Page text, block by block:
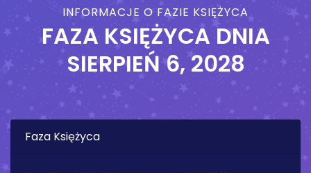
INFORMACJE O FAZIE KSIĘŻYCA
FAZA KSIĘŻYCA DNIA
SIERPIEŃ 6, 2028
Faza Księżyca